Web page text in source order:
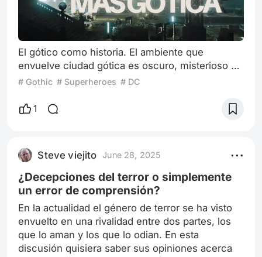
El gótico como historia. El ambiente que
envuelve ciudad gótica es oscuro, misterioso y
algo tenebroso. No hay nada seguro al recorrer
solución a un problema que ha disparado los
en los agentes del caos y dueños de la ciudad
en la que vive. Robert Pattinson en “The
Batman”
# Gothic # Superheroes # DC
1
Steve viejito June 28, 2025
¿Decepciones del terror o simplemente
un error de comprensión?
En la actualidad el género de terror se ha visto
envuelto en una rivalidad entre dos partes, los
que lo aman y los que lo odian. En esta
discusión quisiera saber sus opiniones acerca